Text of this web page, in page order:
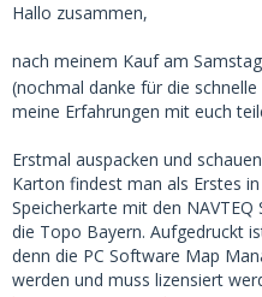
Hallo zusammen,
nach meinem Kauf am
(nochmal danke für die
meine Erfahrungen mit euch
Erstmal auspacken und
Karton findest man als Erstes
Speicherkarte mit den NAVTEQ
die Topo Bayern. Aufgedruckt
denn die PC Software Map
werden und muss lizensiert